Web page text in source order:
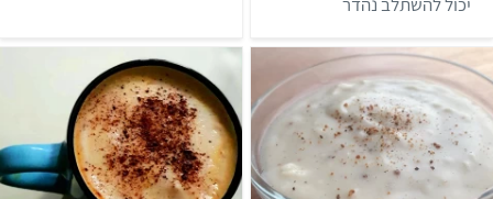
ו
ובמאכלים נוספים.
עדויות לקיומו כבר במאה
השלוש-עשרה. באיטליה נהוג
לאכלו בעיקר בחג המולד,
ובישראל הוא מתאים לט"ו
בשבט.
קל
5 דקות